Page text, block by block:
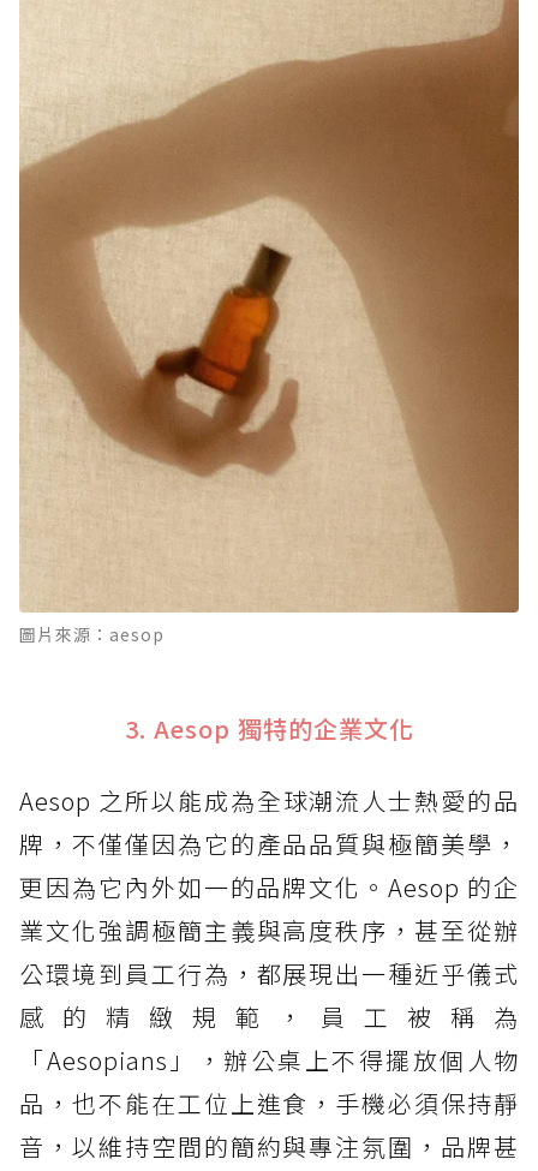
圖片來源：aesop
3. Aesop 獨特的企業文化
Aesop 之所以能成為全球潮流人士熱愛的品
牌，不僅僅因為它的產品品質與極簡美學，
更因為它內外如一的品牌文化。Aesop 的企
業文化強調極簡主義與高度秩序，甚至從辦
公環境到員工行為，都展現出一種近乎儀式
感的精緻規範，員工被稱為
「Aesopians」，辦公桌上不得擺放個人物
品，也不能在工位上進食，手機必須保持靜
音，以維持空間的簡約與專注氛圍，品牌甚